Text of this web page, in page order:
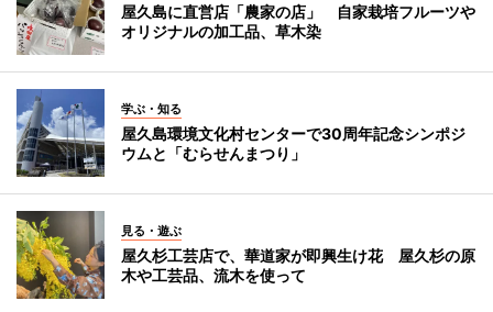
屋久島に直営店「農家の店」 自家栽培フルーツや
オリジナルの加工品、草木染
学ぶ・知る
屋久島環境文化村センターで30周年記念シンポジ
ウムと「むらせんまつり」
見る・遊ぶ
屋久杉工芸店で、華道家が即興生け花 屋久杉の原
木や工芸品、流木を使って